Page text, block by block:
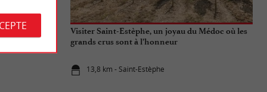
Montalivet
Visiter Saint-Estèphe, un joyau du Médoc où les
grands crus sont à l’honneur
13,8 km - Saint-Estèphe